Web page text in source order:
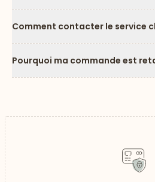
Comment contacter le service
Pourquoi ma commande est